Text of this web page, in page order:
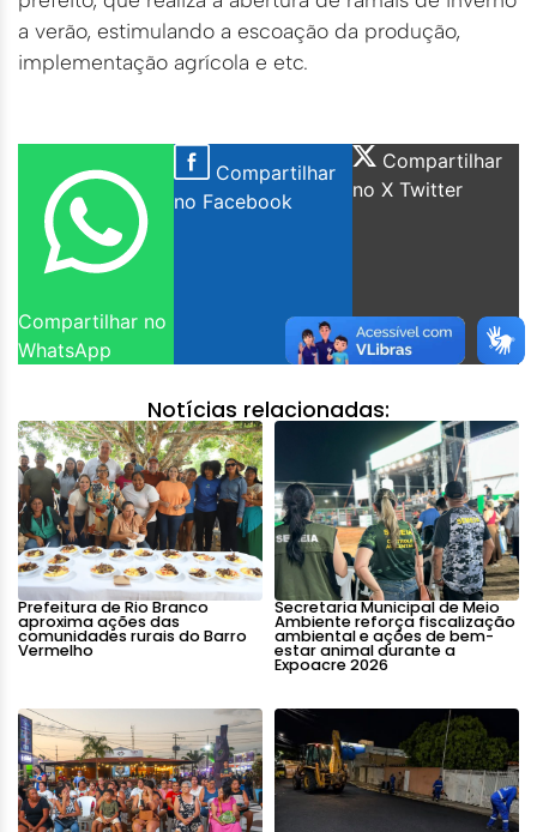
a verão, estimulando a escoação da produção,
implementação agrícola e etc.
Compartilhar no
WhatsApp
Compartilhar
no Facebook
Compartilhar
no X Twitter
Notícias relacionadas:
Prefeitura de Rio Branco
aproxima ações das
comunidades rurais do Barro
Vermelho
Secretaria Municipal de Meio
Ambiente reforça fiscalização
ambiental e ações de bem-
estar animal durante a
Expoacre 2026